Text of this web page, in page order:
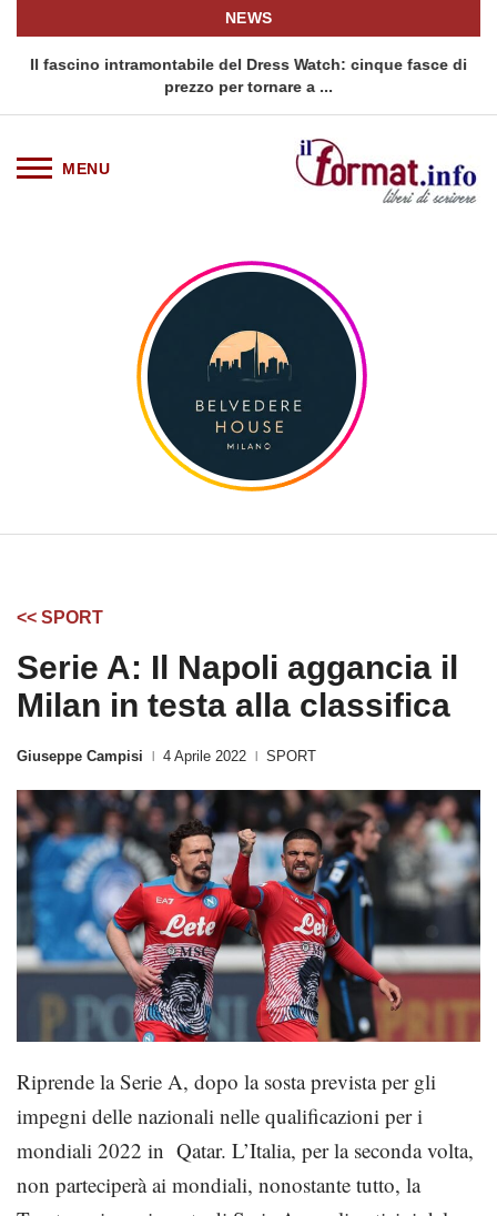
NEWS
Il fascino intramontabile del Dress Watch: cinque fasce di
prezzo per tornare a ...
<< SPORT
Serie A: Il Napoli aggancia il
Milan in testa alla classifica
Giuseppe Campisi 4 Aprile 2022 SPORT
Riprende la Serie A, dopo la sosta prevista per gli
impegni delle nazionali nelle qualificazioni per i
mondiali 2022 in Qatar. L’Italia, per la seconda volta,
non parteciperà ai mondiali, nonostante tutto, la